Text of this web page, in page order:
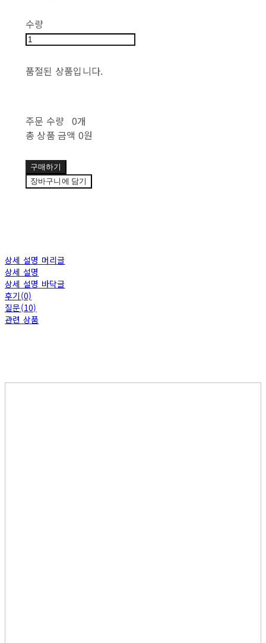
수량
품절된 상품입니다.
주문 수량 0개
총 상품 금액 0원
구매하기
장바구니에 담기
상세 설명 머리글
상세 설명
상세 설명 바닥글
후기(0)
질문(10)
관련 상품